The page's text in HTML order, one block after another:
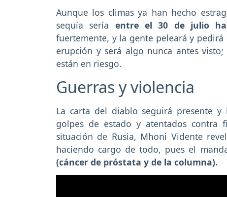
Aunque los climas ya han hecho
sequía sería entre el 30 de julio
fuertemente, y la gente peleará y
erupción y será algo nunca antes
están en riesgo.
Guerras y violencia
La carta del diablo seguirá presente
golpes de estado y atentados contra
situación de Rusia, Mhoni Vidente
haciendo cargo de todo, pues el
(cáncer de próstata y de la columna).